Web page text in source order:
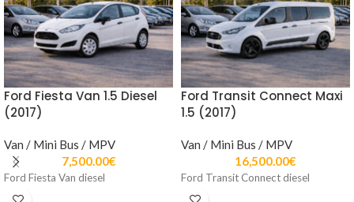
Ford Fiesta Van 1.5 Diesel
(2017)
Van / Mini Bus / MPV
7,500.00€
Ford Fiesta Van diesel
Ford Transit Connect Maxi
1.5 (2017)
Van / Mini Bus / MPV
16,500.00€
Ford Transit Connect diesel